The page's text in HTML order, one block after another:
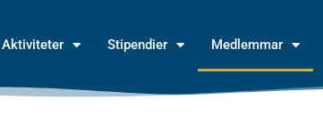
Aktiviteter Stipendier Medlemmar